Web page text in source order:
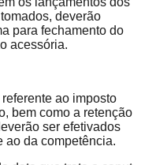
deverão
para fechamento do
acessória.
ao imposto
bem como a retenção
ser efetivados
ao da competência.